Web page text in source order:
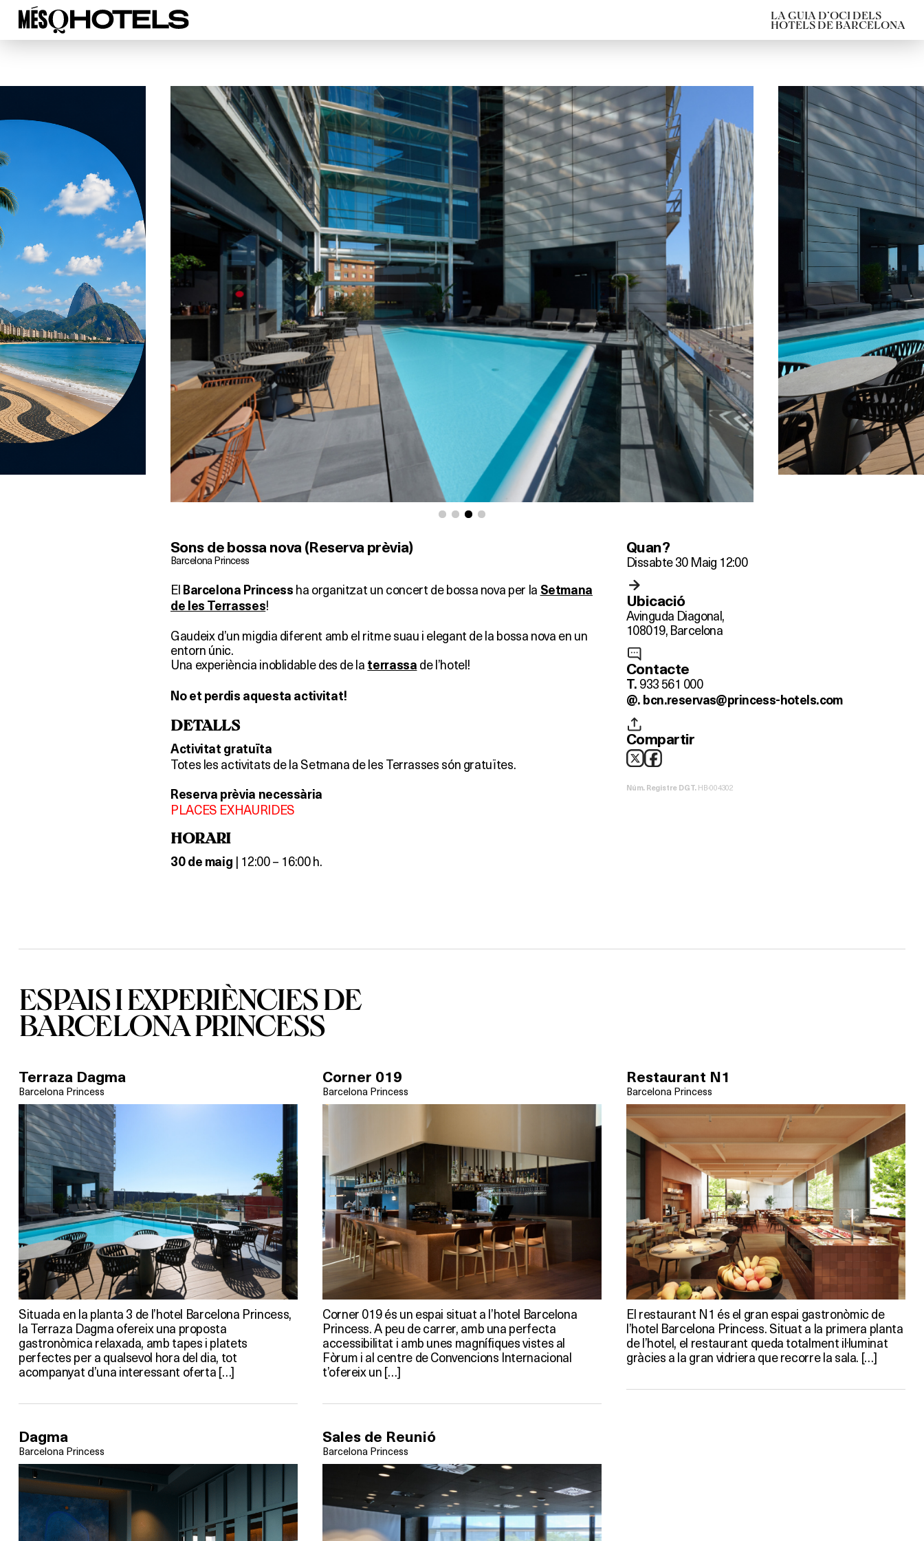
LA GUIA D’OCI DELS
HOTELS DE BARCELONA
Sons de bossa nova (Reserva prèvia)
Barcelona Princess
El Barcelona Princess ha organitzat un concert de bossa nova per la Setmana
de les Terrasses!
Gaudeix d’un migdia diferent amb el ritme suau i elegant de la bossa nova en un
entorn únic.
Una experiència inoblidable des de la terrassa de l’hotel!
No et perdis aquesta activitat!
DETALLS
Activitat gratuïta
Totes les activitats de la Setmana de les Terrasses són gratuïtes.
Reserva prèvia necessària
PLACES EXHAURIDES
HORARI
30 de maig | 12:00 – 16:00 h.
Quan?
Dissabte 30 Maig 12:00
Ubicació
Avinguda Diagonal,
108019, Barcelona
Contacte
T. 933 561 000
@. bcn.reservas@princess-hotels.com
Compartir
Núm. Registre DGT. HB-004302
ESPAIS I EXPERIÈNCIES DE
BARCELONA PRINCESS
Terraza Dagma
Barcelona Princess
Situada en la planta 3 de l’hotel Barcelona Princess,
la Terraza Dagma ofereix una proposta
gastronòmica relaxada, amb tapes i platets
perfectes per a qualsevol hora del dia, tot
acompanyat d’una interessant oferta […]
Corner 019
Barcelona Princess
Corner 019 és un espai situat a l’hotel Barcelona
Princess. A peu de carrer, amb una perfecta
accessibilitat i amb unes magnífiques vistes al
Fòrum i al centre de Convencions Internacional
t’ofereix un […]
Restaurant N1
Barcelona Princess
El restaurant N1 és el gran espai gastronòmic de
l’hotel Barcelona Princess. Situat a la primera planta
de l’hotel, el restaurant queda totalment il·luminat
gràcies a la gran vidriera que recorre la sala. […]
Dagma
Barcelona Princess
Sales de Reunió
Barcelona Princess